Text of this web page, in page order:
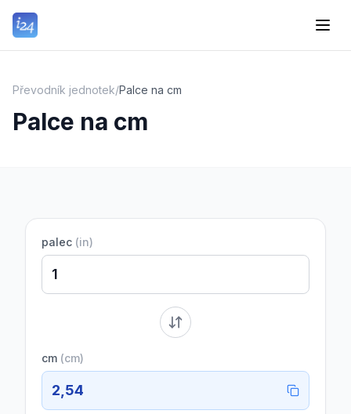
Převodník jednotek/Palce na cm
Palce na cm
palec (in)
cm (cm)
2,54